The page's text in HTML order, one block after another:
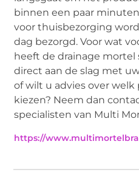
binnen een paar
voor thuisbezorging
dag bezorgd. Voor wat
heeft de drainage
direct aan de slag met
of wilt u advies over
kiezen? Neem dan
specialisten van Multi
https://